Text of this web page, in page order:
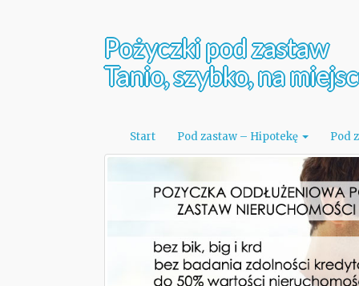
Pożyczki pod zastaw
Tanio, szybko, na
Start Pod zastaw – Hipotekę Pod